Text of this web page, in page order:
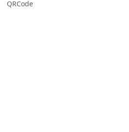
QRCode